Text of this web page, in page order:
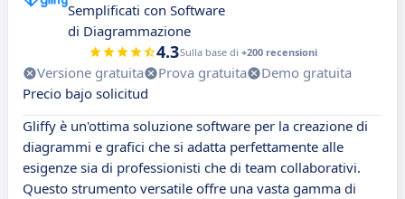
Semplificati con Software
di Diagrammazione
4.3Sulla base di +200 recensioni
Versione gratuita Prova gratuita
Demo gratuita
Precio bajo solicitud
Gliffy è un'ottima soluzione software per la creazione di
diagrammi e grafici che si adatta perfettamente alle
esigenze sia di professionisti che di team collaborativi.
Questo strumento versatile offre una vasta gamma di